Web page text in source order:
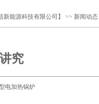
新能源科技有限公司】 >> 新闻动态
究
电加热锅炉